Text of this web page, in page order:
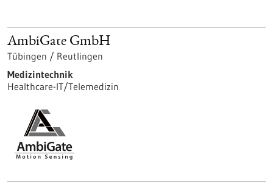
AmbiGate GmbH
Tübingen / Reutlingen
Medizintechnik
Healthcare-IT/Telemedizin